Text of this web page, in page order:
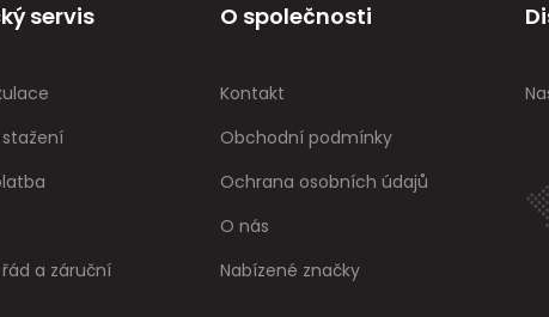
servis
a záruční
O společnosti
Kontakt
Obchodní podmínky
Ochrana osobních údajů
O nás
Nabízené značky